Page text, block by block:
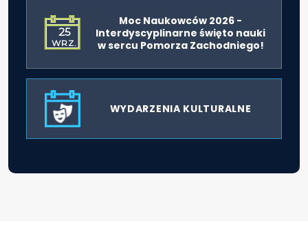
25
WRZ.
Moc Naukowców 2026 -
Interdyscyplinarne święto nauki
w sercu Pomorza Zachodniego!
WYDARZENIA KULTURALNE